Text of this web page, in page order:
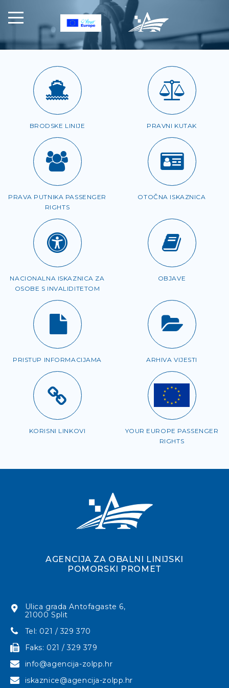
BRODSKE LINIJE PRAVNI KUTAK
PRAVA PUTNIKA PASSENGER
RIGHTS
OTOČNA ISKAZNICA
NACIONALNA ISKAZNICA ZA
OSOBE S INVALIDITETOM
OBJAVE
PRISTUP INFORMACIJAMA ARHIVA VIJESTI
KORISNI LINKOVI
YOUR EUROPE PASSENGER
RIGHTS
AGENCIJA ZA OBALNI LINIJSKI
POMORSKI PROMET
Ulica grada Antofagaste 6,
21000 Split
Tel: 021 / 329 370
Faks: 021 / 329 379
info@agencija-zolpp.hr
iskaznice@agencija-zolpp.hr